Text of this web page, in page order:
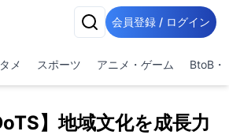
会員登録 / ログイン
メ スポーツ アニメ・ゲーム BtoB・
】地域文化を成長力